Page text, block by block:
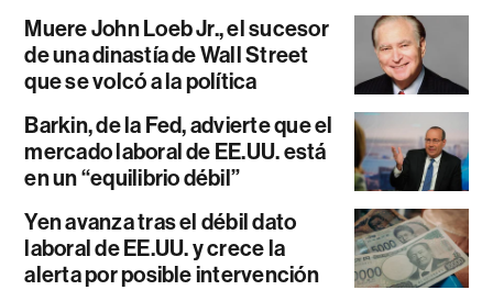
Muere John Loeb Jr., el sucesor
de una dinastía de Wall Street
que se volcó a la política
Barkin, de la Fed, advierte que el
mercado laboral de EE.UU. está
en un “equilibrio débil”
Yen avanza tras el débil dato
laboral de EE.UU. y crece la
alerta por posible intervención